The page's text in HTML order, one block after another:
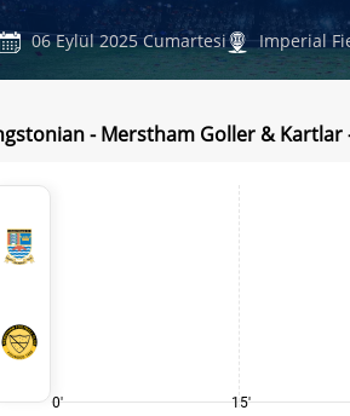
06 Eylül 2025 Cumartesi Imperial
- Merstham Goller & Kartlar
0' 15'